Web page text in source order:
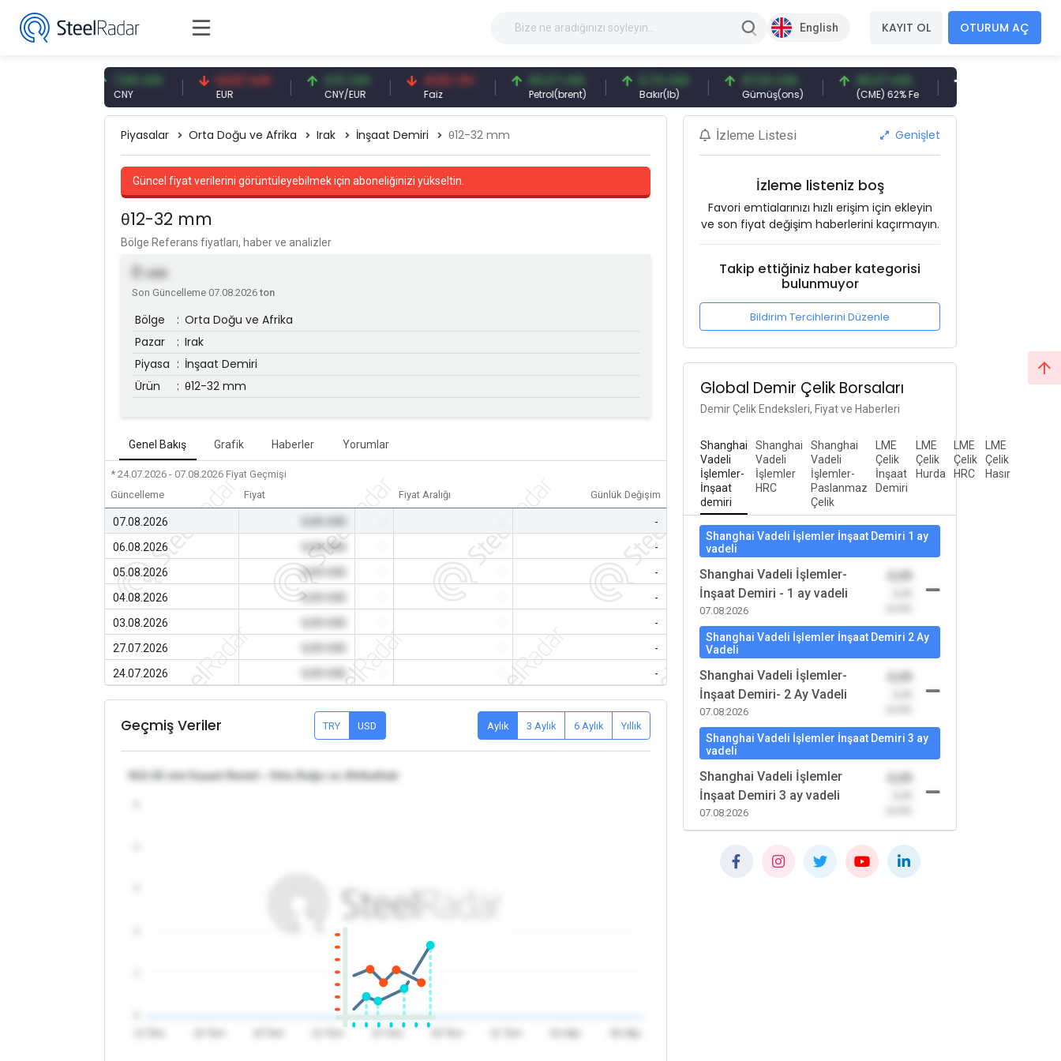
English KAYIT OL OTURUM AÇ
7,09 CNY 54,87 EUR
EUR
0,13 CNY
CNY/EUR
41,53 TRY
Faiz
83,27 USD
Petrol(brent)
6,74 USD
Bakır(lb)
97,32 USD
Gümüş(ons)
96,27 USD
(CME) 62% Fe
377,25 USD
Gemi Söküm
Piyasalar Orta Doğu ve Afrika Irak İnşaat Demiri θ12-32 mm
Güncel fiyat verilerini görüntüleyebilmek için aboneliğinizi yükseltin.
θ12-32 mm
Bölge Referans fiyatları, haber ve analizler
0 USD
Son Güncelleme 07.08.2026ton
Bölge : Orta Doğu ve Afrika
Pazar
: Irak
Piyasa : İnşaat Demiri
Ürün
: θ12-32 mm
Genel Bakış Grafik Haberler Yorumlar
* 24.07.2026 - 07.08.2026 Fiyat Geçmişi
Güncelleme
Fiyat Fiyat Aralığı Günlük Değişim
07.08.2026
-
06.08.2026
0,00 USD
-
05.08.2026
0,00 USD
-
04.08.2026
0,00 USD
-
03.08.2026
-
27.07.2026
-
-
24.07.2026
-
Geçmiş Veriler TRY USD Aylık 3 Aylık 6 Aylık Yıllık
θ12-32 mm İnşaat Demiri - Orta Doğu ve Afrika/Irak
İzleme Listesi Genişlet
İzleme listeniz boş
Favori emtialarınızı hızlı erişim için ekleyin
ve son fiyat değişim haberlerini kaçırmayın.
Takip ettiğiniz haber kategorisi
bulunmuyor
Bildirim Tercihlerini Düzenle
Global Demir Çelik Borsaları
Demir Çelik Endeksleri, Fiyat ve Haberleri
Shanghai
Vadeli
İşlemler-
İnşaat
demiri
Shanghai
Vadeli
İşlemler
HRC
Shanghai
Vadeli
İşlemler-
Paslanmaz
Çelik
LME
Çelik
İnşaat
Demiri
LME
Çelik
Hurda
LME
Çelik
HRC
LME
Çelik
Hasır
Shanghai Vadeli İşlemler İnşaat Demiri 1 ay
vadeli
Shanghai Vadeli İşlemler-
İnşaat Demiri - 1 ay vadeli
07.08.2026
Shanghai Vadeli İşlemler İnşaat Demiri 2 Ay
Vadeli
Shanghai Vadeli İşlemler-
İnşaat Demiri- 2 Ay Vadeli
07.08.2026
Shanghai Vadeli İşlemler İnşaat Demiri 3 ay
vadeli
Shanghai Vadeli İşlemler
İnşaat Demiri 3 ay vadeli
07.08.2026